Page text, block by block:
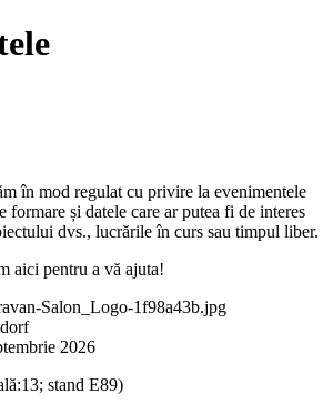
în mod regulat cu privire la evenimentele
formare și datele care ar putea fi de interes
dvs., lucrările în curs sau timpul liber.
aici pentru a vă ajuta!
2026
stand E89)